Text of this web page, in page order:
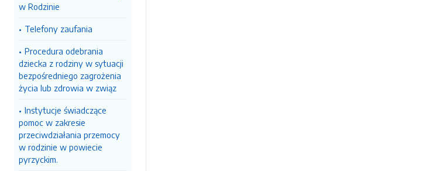
w Rodzinie
Telefony zaufania
Procedura odebrania
dziecka z rodziny w sytuacji
bezpośredniego zagrożenia
życia lub zdrowia w związ
Instytucje świadczące
pomoc w zakresie
przeciwdziałania przemocy
w rodzinie w powiecie
pyrzyckim.